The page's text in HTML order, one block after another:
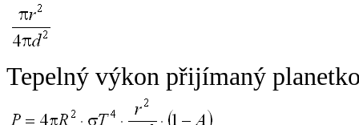
Tepelný výkon přijímaný